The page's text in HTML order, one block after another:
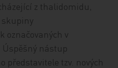
z thalidomidu,
označovaných v
nástup
tzv. nových